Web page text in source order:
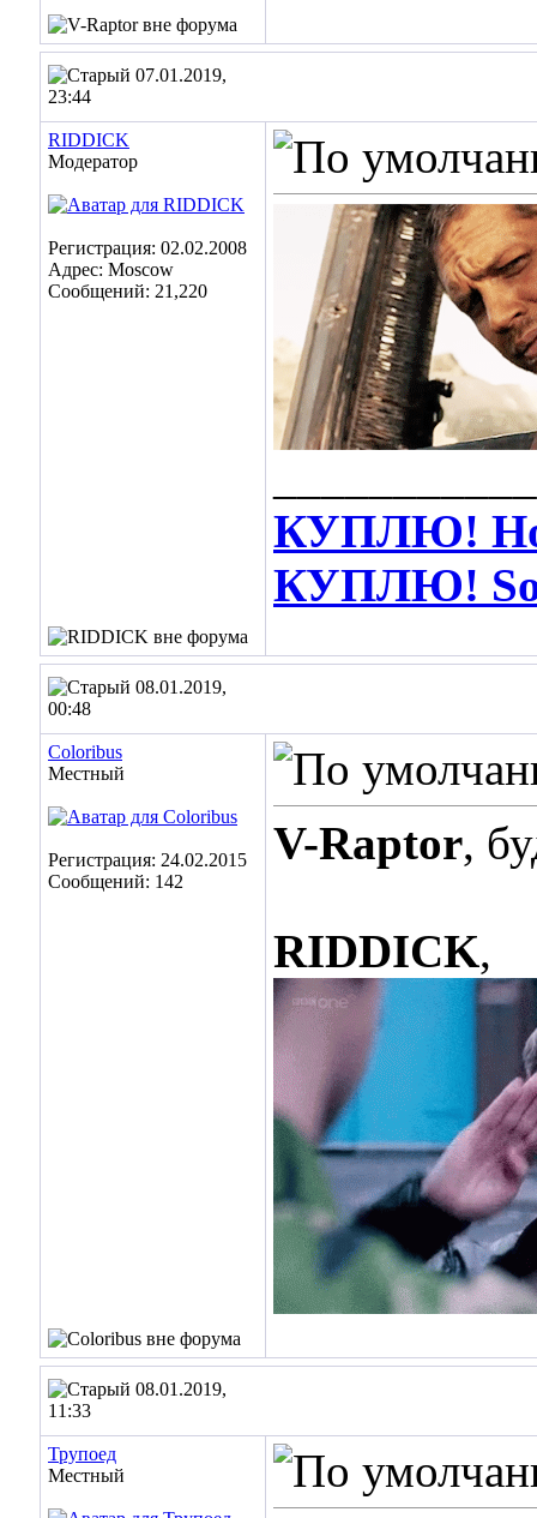
07.01.2019,
23:44
RIDDICK
Модератор
Регистрация: 02.02.2008
Адрес: Moscow
Сообщений: 21,220
КУПЛЮ!
КУПЛЮ!
08.01.2019,
00:48
Coloribus
Местный
Регистрация: 24.02.2015
Сообщений: 142
V-Raptor,
RIDDICK,
08.01.2019,
11:33
Трупоед
Местный